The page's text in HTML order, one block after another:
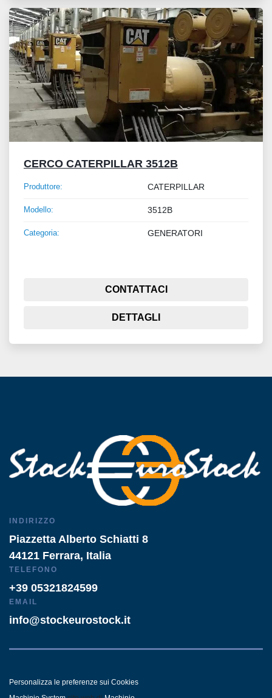
CERCO CATERPILLAR 3512B
Produttore: CATERPILLAR
Modello: 3512B
Categoria: GENERATORI
CONTATTACI
DETTAGLI
INDIRIZZO
Piazzetta Alberto Schiatti 8
44121 Ferrara, Italia
TELEFONO
+39 05321824599
EMAIL
info@stockeurostock.it
Personalizza le preferenze sui Cookies